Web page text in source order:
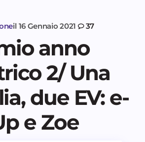
il 16 Gennaio 2021 37
anno
2/ Una
due EV: e-
e Zoe